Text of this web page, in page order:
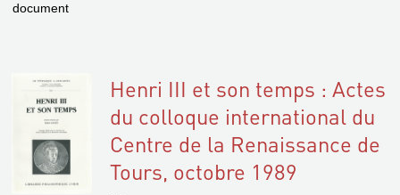
document
Henri III et son temps : Actes
du colloque international du
Centre de la Renaissance de
Tours, octobre 1989